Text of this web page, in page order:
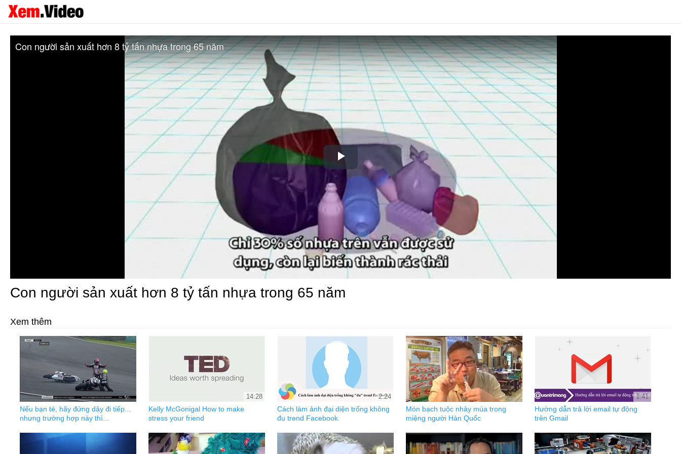
Play
Video
Con người sản xuất hơn 8 tỷ tấn nhựa trong 65 năm
Con người sản xuất hơn 8 tỷ tấn nhựa trong 65 năm
Xem thêm
Nếu bạn té, hãy đứng dậy đi tiếp...
nhưng trường hợp này thì...
14:28
Kelly McGonigal How to make
stress your friend
2:24
Cách làm ảnh đại diện trống không
đu trend Facebook
Món bạch tuộc nhảy múa trong
miệng người Hàn Quốc
1:41
Hướng dẫn trả lời email tự động
trên Gmail